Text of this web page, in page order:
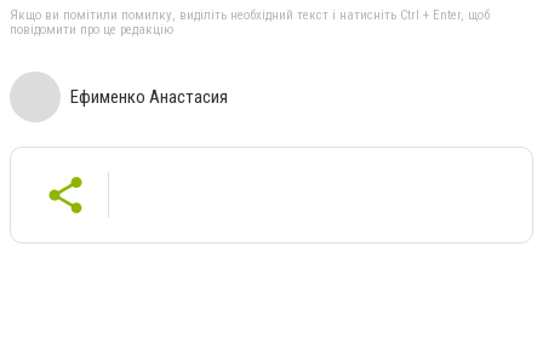
Якщо ви помітили помилку, виділіть необхідний текст і натисніть Ctrl + Enter, щоб
повідомити про це редакцію
Ефименко Анастасия